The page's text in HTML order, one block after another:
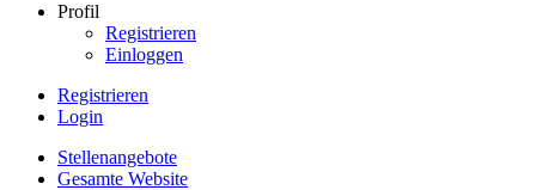
Profil
Registrieren
Einloggen
Registrieren
Login
Stellenangebote
Gesamte Website